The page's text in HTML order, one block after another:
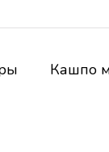
Кашпо